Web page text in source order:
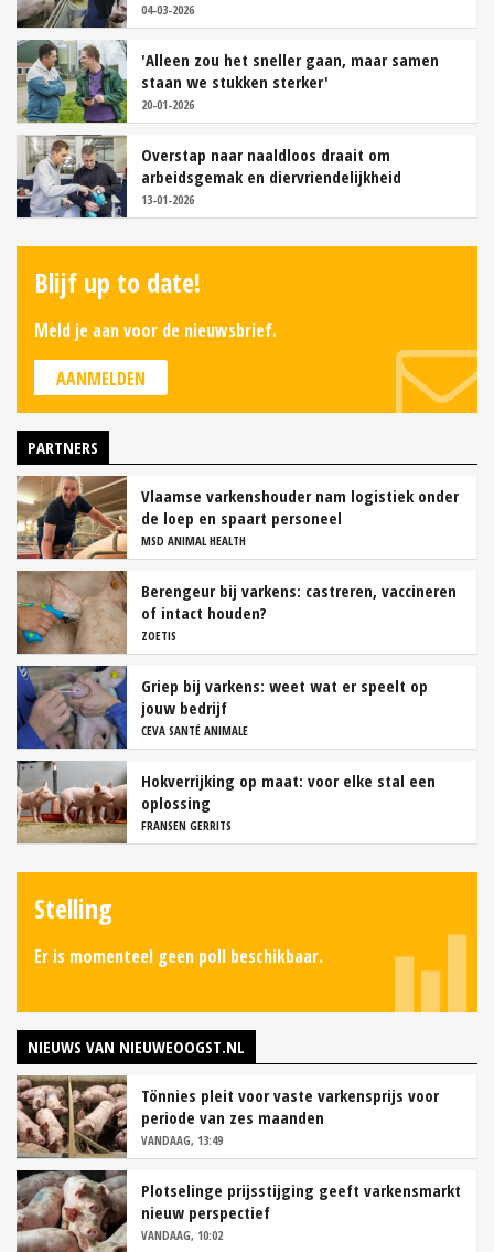
04-03-2026
'Alleen zou het sneller gaan, maar samen
staan we stukken sterker'
20-01-2026
Overstap naar naaldloos draait om
arbeidsgemak en diervriendelijkheid
13-01-2026
Blijf up to date!
Meld je aan voor de nieuwsbrief.
AANMELDEN
PARTNERS
Vlaamse varkenshouder nam logistiek onder
de loep en spaart personeel
MSD ANIMAL HEALTH
Berengeur bij varkens: castreren, vaccineren
of intact houden?
ZOETIS
Griep bij varkens: weet wat er speelt op
jouw bedrijf
CEVA SANTÉ ANIMALE
Hokverrijking op maat: voor elke stal een
oplossing
FRANSEN GERRITS
Stelling
Er is momenteel geen poll beschikbaar.
NIEUWS VAN NIEUWEOOGST.NL
Tönnies pleit voor vaste varkensprijs voor
periode van zes maanden
VANDAAG, 13:49
Plotselinge prijsstijging geeft varkensmarkt
nieuw perspectief
VANDAAG, 10:02